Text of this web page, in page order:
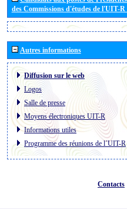
des Commissions d'études de l'UIT-
Autres informations
Diffusion sur le web
Logos
Salle de presse
Moyens électroniques UIT-R
Informations utiles
Programme des réunions de l´UIT-R
Contacts